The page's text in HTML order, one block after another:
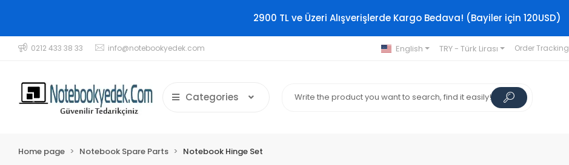
2900 TL ve Üzeri Alışverişlerde Kargo Bedava! (Bayiler için 120USD)
0212 433 38 33 info@notebookyedek.com English TRY - Türk Lirası Order Tracking
Categories
Home page Notebook Spare Parts Notebook Hinge Set